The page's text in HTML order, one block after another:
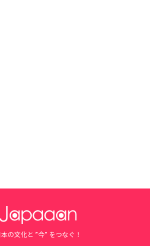
本の文化と ”今” をつなぐ！